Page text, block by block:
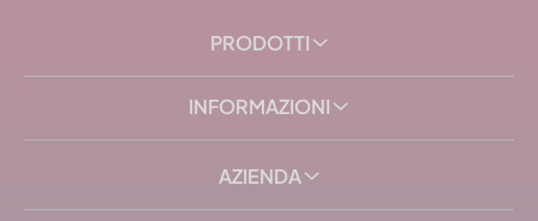
PRODOTTI
INFORMAZIONI
AZIENDA